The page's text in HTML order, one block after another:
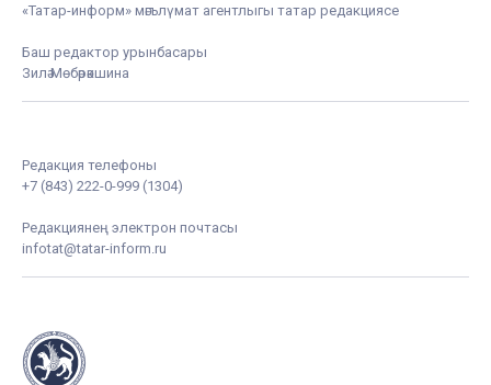
«Татар-информ» мәгълүмат агентлыгы татар редакциясе
Баш редактор урынбасары
Зилә Мөбәрәкшина
Редакция телефоны
+7 (843) 222-0-999 (1304)
Редакциянең электрон почтасы
infotat@tatar-inform.ru